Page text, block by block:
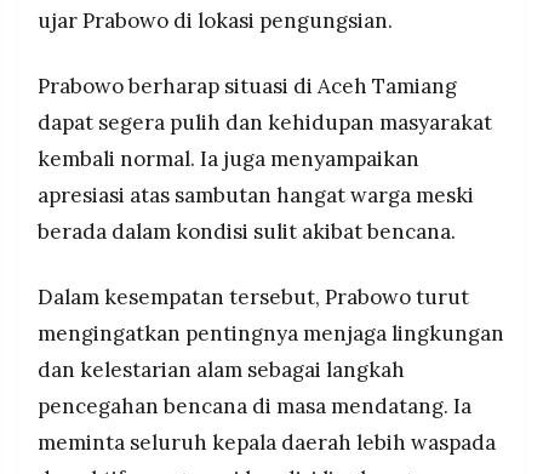
ujar Prabowo di lokasi pengungsian.
Prabowo berharap situasi di Aceh Tamiang
dapat segera pulih dan kehidupan masyarakat
kembali normal. Ia juga menyampaikan
apresiasi atas sambutan hangat warga meski
berada dalam kondisi sulit akibat bencana.
Dalam kesempatan tersebut, Prabowo turut
mengingatkan pentingnya menjaga lingkungan
dan kelestarian alam sebagai langkah
pencegahan bencana di masa mendatang. Ia
meminta seluruh kepala daerah lebih waspada